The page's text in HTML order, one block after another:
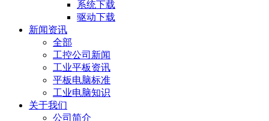
系统下载
驱动下载
新闻资讯
全部
工控公司新闻
工业平板资讯
平板电脑标准
工业电脑知识
关于我们
公司简介